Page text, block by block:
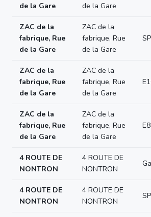
de la Gare de la Gare
ZAC de la
fabrique, Rue
de la Gare
ZAC de la
fabrique, Rue
de la Gare
ZAC de la
fabrique, Rue
de la Gare
ZAC de la
fabrique, Rue
de la Gare
ZAC de la
fabrique, Rue
de la Gare
ZAC de la
fabrique, Rue
de la Gare
4 ROUTE DE
NONTRON
4 ROUTE DE
NONTRON
4 ROUTE DE
NONTRON
4 ROUTE DE
NONTRON